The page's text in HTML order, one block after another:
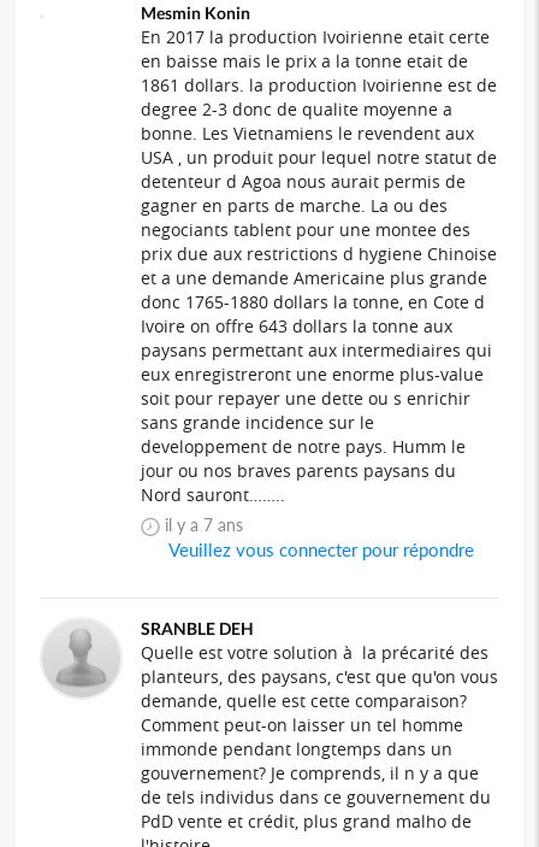
Mesmin Konin
En 2017 la production Ivoirienne etait certe
en baisse mais le prix a la tonne etait de
1861 dollars. la production Ivoirienne est de
degree 2-3 donc de qualite moyenne a
bonne. Les Vietnamiens le revendent aux
USA , un produit pour lequel notre statut de
detenteur d Agoa nous aurait permis de
gagner en parts de marche. La ou des
negociants tablent pour une montee des
prix due aux restrictions d hygiene Chinoise
et a une demande Americaine plus grande
donc 1765-1880 dollars la tonne, en Cote d
Ivoire on offre 643 dollars la tonne aux
paysans permettant aux intermediaires qui
eux enregistreront une enorme plus-value
soit pour repayer une dette ou s enrichir
sans grande incidence sur le
developpement de notre pays. Humm le
jour ou nos braves parents paysans du
Nord sauront……..
il y a 7 ans
Veuillez vous connecter pour répondre
SRANBLE DEH
Quelle est votre solution à la précarité des
planteurs, des paysans, c'est que qu'on vous
demande, quelle est cette comparaison?
Comment peut-on laisser un tel homme
immonde pendant longtemps dans un
gouvernement? Je comprends, il n y a que
de tels individus dans ce gouvernement du
PdD vente et crédit, plus grand malho de